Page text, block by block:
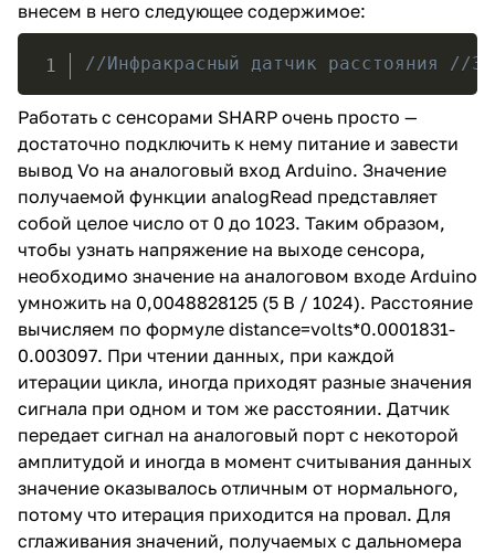
внесем в него следующее содержимое:
//Инфракрасный датчик
Работать с сенсорами SHARP очень просто —
достаточно подключить к нему питание и завести
вывод Vo на аналоговый вход Arduino. Значение
получаемой функции analogRead представляет
собой целое число от 0 до 1023. Таким образом,
чтобы узнать напряжение на выходе сенсора,
необходимо значение на аналоговом входе Arduino
умножить на 0,0048828125 (5 В / 1024). Расстояние
вычисляем по формуле distance=volts*0.0001831-
0.003097. При чтении данных, при каждой
итерации цикла, иногда приходят разные значения
сигнала при одном и том же расстоянии. Датчик
передает сигнал на аналоговый порт с некоторой
амплитудой и иногда в момент считывания данных
значение оказывалось отличным от нормального,
потому что итерация приходится на провал. Для
сглаживания значений, получаемых с дальномера